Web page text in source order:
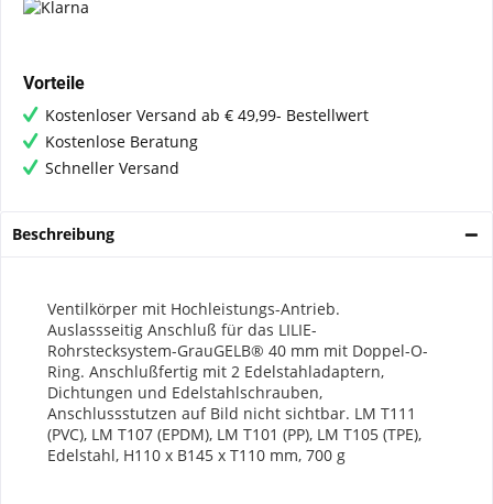
Vorteile
Kostenloser Versand ab € 49,99- Bestellwert
Kostenlose Beratung
Schneller Versand
Beschreibung
Ventilkörper mit Hochleistungs-Antrieb.
Auslassseitig Anschluß für das LILIE-
Rohrstecksystem-GrauGELB® 40 mm mit Doppel-O-
Ring. Anschlußfertig mit 2 Edelstahladaptern,
Dichtungen und Edelstahlschrauben,
Anschlussstutzen auf Bild nicht sichtbar. LM T111
(PVC), LM T107 (EPDM), LM T101 (PP), LM T105 (TPE),
Edelstahl, H110 x B145 x T110 mm, 700 g